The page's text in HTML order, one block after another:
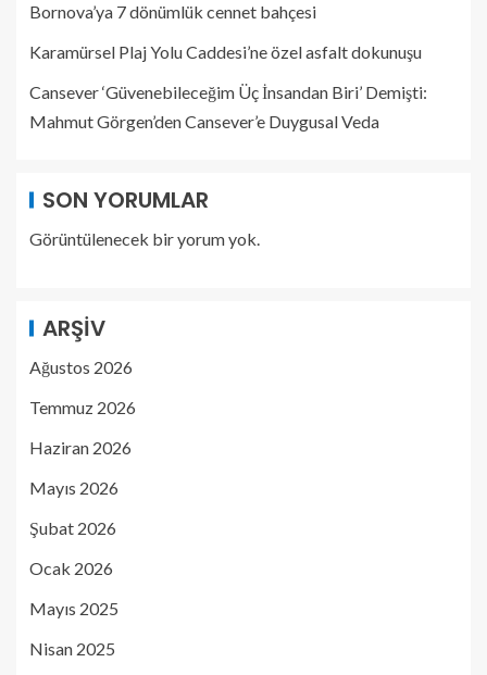
Bornova’ya 7 dönümlük cennet bahçesi
Karamürsel Plaj Yolu Caddesi’ne özel asfalt dokunuşu
Cansever ‘Güvenebileceğim Üç İnsandan Biri’ Demişti:
Mahmut Görgen’den Cansever’e Duygusal Veda
SON YORUMLAR
Görüntülenecek bir yorum yok.
ARŞIV
Ağustos 2026
Temmuz 2026
Haziran 2026
Mayıs 2026
Şubat 2026
Ocak 2026
Mayıs 2025
Nisan 2025